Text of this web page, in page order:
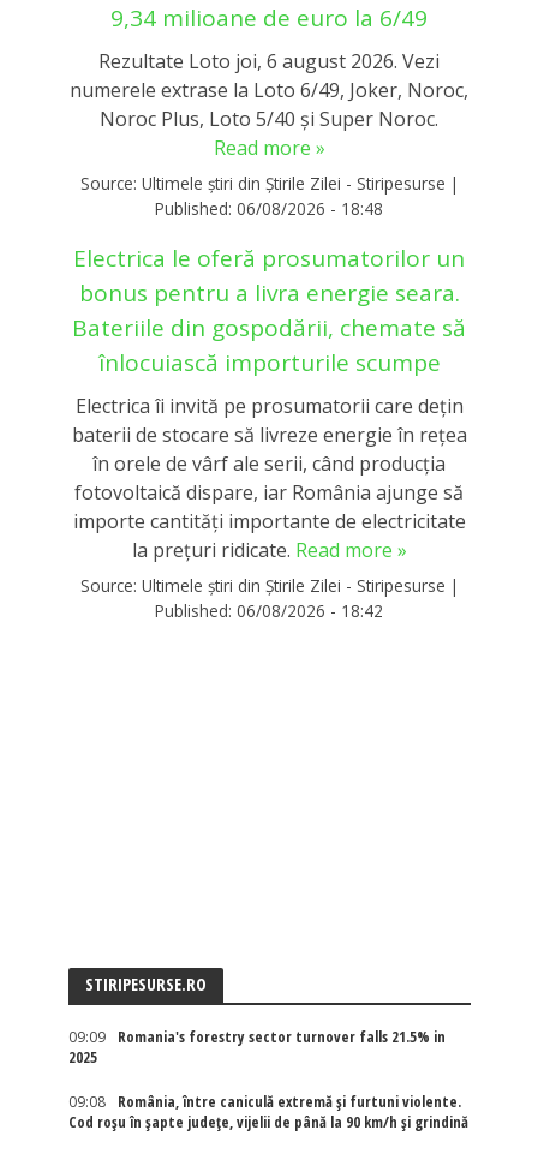
9,34 milioane de euro la 6/49
Rezultate Loto joi, 6 august 2026. Vezi
numerele extrase la Loto 6/49, Joker, Noroc,
Noroc Plus, Loto 5/40 și Super Noroc.
Read more »
Source: Ultimele știri din Știrile Zilei - Stiripesurse |
Published: 06/08/2026 - 18:48
Electrica le oferă prosumatorilor un
bonus pentru a livra energie seara.
Bateriile din gospodării, chemate să
înlocuiască importurile scumpe
Electrica îi invită pe prosumatorii care dețin
baterii de stocare să livreze energie în rețea
în orele de vârf ale serii, când producția
fotovoltaică dispare, iar România ajunge să
importe cantități importante de electricitate
la prețuri ridicate. Read more »
Source: Ultimele știri din Știrile Zilei - Stiripesurse |
Published: 06/08/2026 - 18:42
STIRIPESURSE.RO
09:09
Romania's forestry sector turnover falls 21.5% in
2025
09:08
România, între caniculă extremă și furtuni violente.
Cod roșu în șapte județe, vijelii de până la 90 km/h și grindină